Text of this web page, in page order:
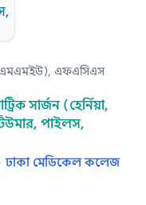
এফএসিএস
সার্জন (হের্নিয়া,
পাইলস,
·ঢাকা মেডিকেল কলেজ